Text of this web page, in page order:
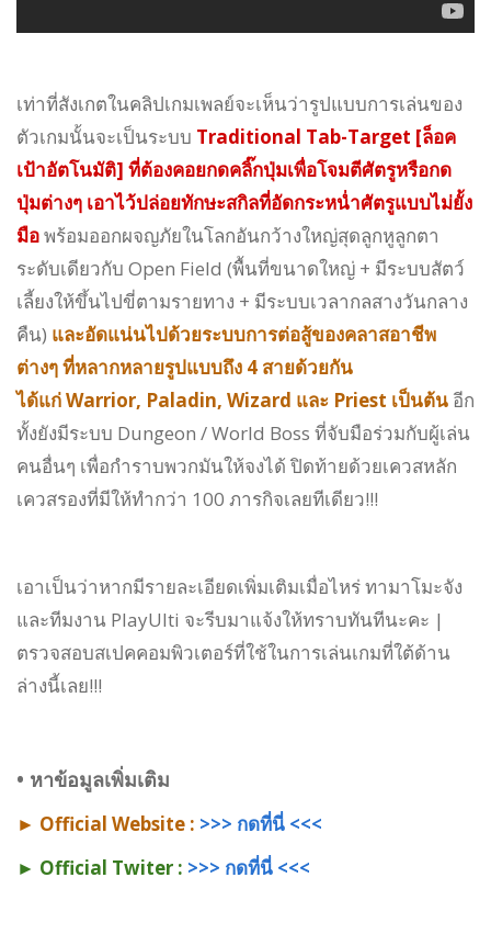
เท่าที่สังเกตในคลิปเกมเพลย์จะเห็นว่ารูปแบบการเล่นของ
ตัวเกมนั้นจะเป็นระบบ Traditional Tab-Target [ล็อค
เป้าอัตโนมัติ] ที่ต้องคอยกดคลิ๊กปุ่มเพื่อโจมตีศัตรูหรือกด
ปุ่มต่างๆ เอาไว้ปล่อยทักษะสกิลที่อัดกระหน่ำศัตรูแบบไม่ยั้ง
มือพร้อมออกผจญภัยในโลกอันกว้างใหญ่สุดลูกหูลูกตา
ระดับเดียวกับ Open Field (พื้นที่ขนาดใหญ่ + มีระบบสัตว์
เลี้ยงให้ขึ้นไปขี่ตามรายทาง + มีระบบเวลากลสางวันกลาง
คืน) และอัดแน่นไปด้วยระบบการต่อสู้ของคลาสอาชีพ
ต่างๆ ที่หลากหลายรูปแบบถึง 4 สายด้วยกัน
ได้แก่ Warrior, Paladin, Wizard และ Priest เป็นต้น อีก
ทั้งยังมีระบบ Dungeon / World Boss ที่จับมือร่วมกับผู้เล่น
คนอื่นๆ เพื่อกำราบพวกมันให้จงได้ ปิดท้ายด้วยเควสหลัก
เควสรองที่มีให้ทำกว่า 100 ภารกิจเลยทีเดียว!!!
เอาเป็นว่าหากมีรายละเอียดเพิ่มเติมเมื่อไหร่ ทามาโมะจัง
และทีมงาน PlayUlti จะรีบมาแจ้งให้ทราบทันทีนะคะ |
ตรวจสอบสเปคคอมพิวเตอร์ที่ใช้ในการเล่นเกมที่ใต้ด้าน
ล่างนี้เลย!!!
• หาข้อมูลเพิ่มเติม
► Official Website : >>> กดที่นี่ <<<
► Official Twiter : >>> กดที่นี่ <<<